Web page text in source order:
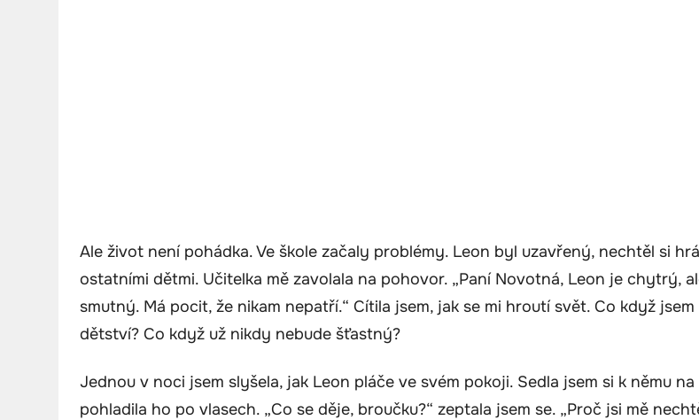
Ale život není pohádka. Ve škole začaly problémy. Leon byl uzavřený, nechtěl si
ostatními dětmi. Učitelka mě zavolala na pohovor. „Paní Novotná, Leon je chytrý,
smutný. Má pocit, že nikam nepatří.“ Cítila jsem, jak se mi hroutí svět. Co když jsem
dětství? Co když už nikdy nebude šťastný?
Jednou v noci jsem slyšela, jak Leon pláče ve svém pokoji. Sedla jsem si k němu
pohladila ho po vlasech. „Co se děje, broučku?“ zeptala jsem se. „Proč jsi mě